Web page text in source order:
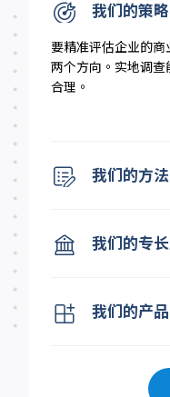
我们的策略
要精准评估企业的
两个方向。实地调
合理。
我们的方法
我们的专
我们的产品